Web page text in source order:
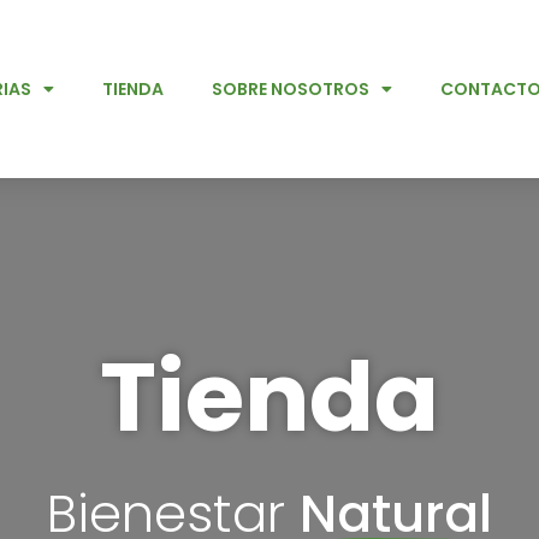
TIENDA SOBRE NOSOTROS CONTACTO
Tienda
Bienestar Natural